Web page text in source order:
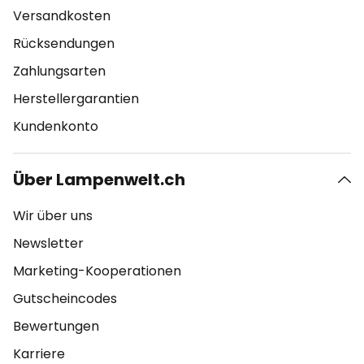
Versandkosten
Rücksendungen
Zahlungsarten
Herstellergarantien
Kundenkonto
Über Lampenwelt.ch
Wir über uns
Newsletter
Marketing-Kooperationen
Gutscheincodes
Bewertungen
Karriere